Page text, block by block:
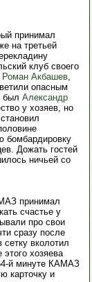
принимал
на третьей
клуб своего
Роман Акбашев,
опасным
был Александр
у хозяев, но
бомбардировку
Дожать гостей
ничьей со
принимал
счастье у
про свои
сразу после
вколотил
хозяева
й минуте КАМАЗ
карточку и